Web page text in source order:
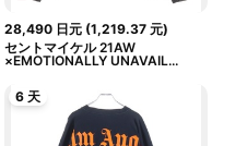
28,490 日元 (1,219.37 元)
セントマイケル 21AW
×EMOTIONALLY UNAVAIL...
6 天